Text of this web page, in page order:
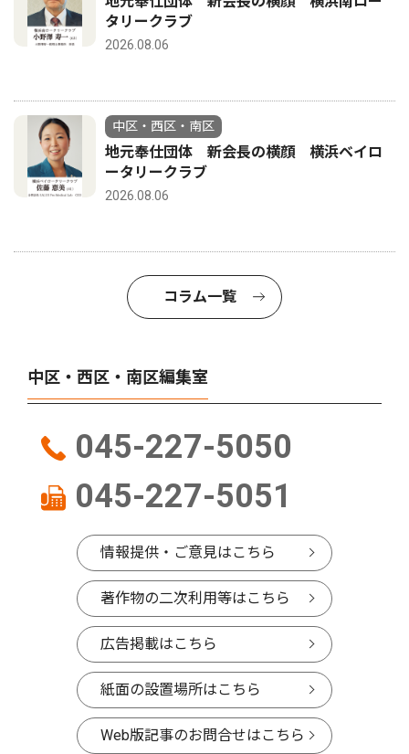
タリークラブ
2026.08.06
中区・西区・南区
地元奉仕団体 新会長の横顔 横浜ベイロ
ータリークラブ
2026.08.06
コラム一覧
中区・西区・南区編集室
045-227-5050
045-227-5051
情報提供・ご意見はこちら
著作物の二次利用等はこちら
広告掲載はこちら
紙面の設置場所はこちら
Web版記事のお問合せはこちら